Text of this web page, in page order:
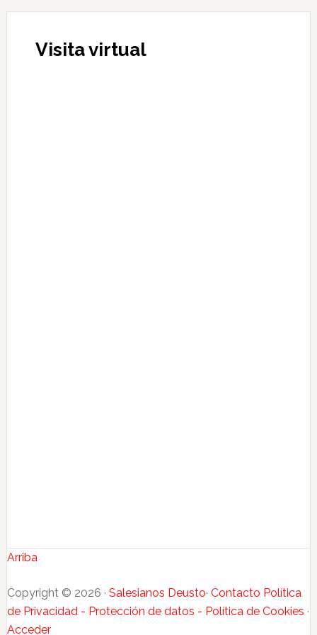
Visita virtual
Arriba
Copyright © 2026 · Salesianos Deusto· Contacto Política
de Privacidad - Protección de datos - Política de Cookies ·
Acceder